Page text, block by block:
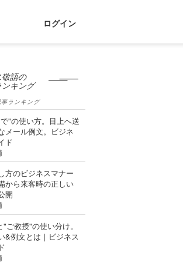
ログイン
敬語の
ンキング
ランキング
"の使い方。目上へ送
メール例文。ビジネ
ド
方のビジネスマナー
から来客時の正しい
開
ご教授"の使い分け。
&例文とは｜ビジネス